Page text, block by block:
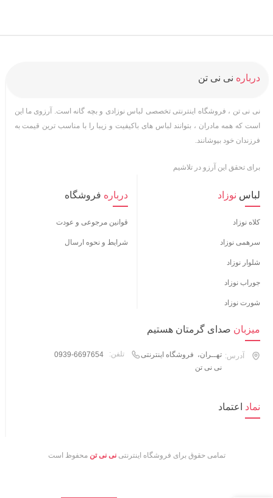
درباره نی نی تن
نی نی تن ، فروشگاه اینترنتی تخصصی لباس نوزادی و بچه گانه است. آرزوی ما این
است که همه مادران ، بتوانند لباس های باکیفیت و زیبا را با مناسب ترین قیمت به
فرزندان خود بپوشانند.
برای تحقق این آرزو در تلاشیم
لباس نوزاد
کلاه نوزاد
سرهمی نوزاد
شلوار نوزاد
جوراب نوزاد
شورت نوزاد
درباره فروشگاه
قوانین مرجوعی و عودت
شرایط و نحوه ارسال
میزبان صدای گرمتان هستیم
آدرس: تهــران، فروشگاه اینترنتی
نی نی تن
تلفن: 0939-6697654
نماد اعتماد
تمامی حقوق برای فروشگاه اینترنتینی نی تن محفوظ است